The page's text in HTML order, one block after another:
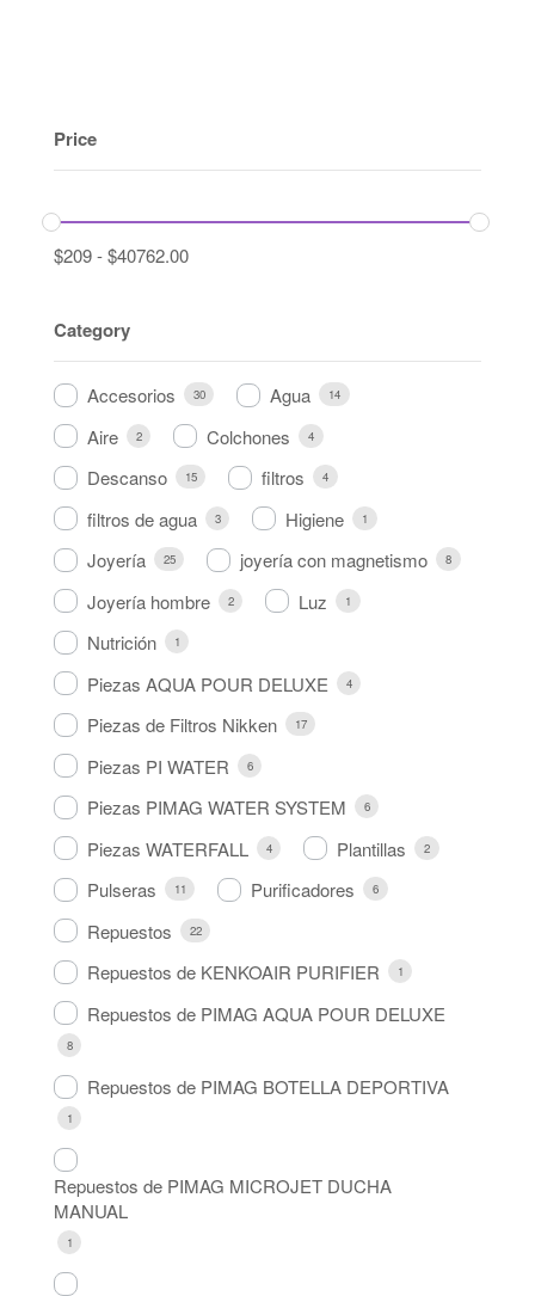
Price
$209-$40762.00
Category
Accesorios 30 Agua 14
Aire 2 Colchones 4
Descanso 15 filtros 4
filtros de agua 3 Higiene 1
Joyería 25 joyería con magnetismo 8
Joyería hombre 2 Luz 1
Nutrición 1
Piezas AQUA POUR DELUXE 4
Piezas de Filtros Nikken 17
Piezas PI WATER 6
Piezas PIMAG WATER SYSTEM 6
Piezas WATERFALL 4 Plantillas 2
Pulseras 11 Purificadores 6
Repuestos 22
Repuestos de KENKOAIR PURIFIER 1
Repuestos de PIMAG AQUA POUR DELUXE
8
Repuestos de PIMAG BOTELLA DEPORTIVA
1
Repuestos de PIMAG MICROJET DUCHA
MANUAL
1